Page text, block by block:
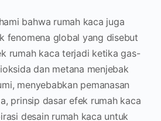
bahwa rumah kaca juga
fenomena global yang disebut
rumah kaca terjadi ketika gas-
dan metana menjebak
menyebabkan pemanasan
prinsip dasar efek rumah kaca
desain rumah kaca untuk